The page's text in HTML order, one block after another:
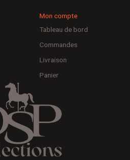
Mon compte
Tableau de bord
Commandes
Livraison
Panier